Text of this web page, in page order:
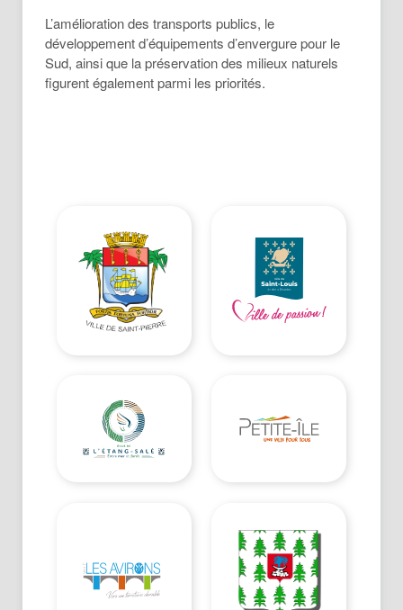
L’amélioration des transports publics, le
développement d’équipements d’envergure pour le
Sud, ainsi que la préservation des milieux naturels
figurent également parmi les priorités.